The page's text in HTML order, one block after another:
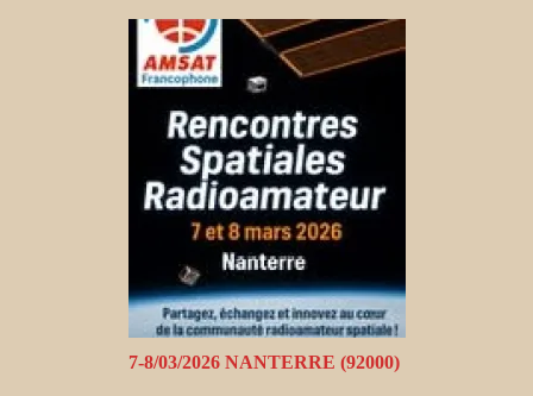
7-8/03/2026 NANTERRE (92000)